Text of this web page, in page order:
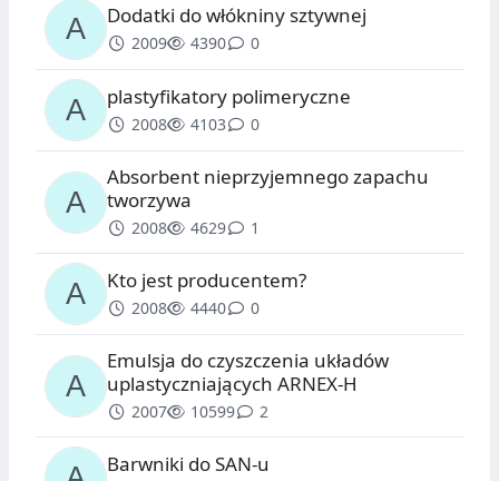
Dodatki do włókniny sztywnej
2009 4390 0
plastyfikatory polimeryczne
2008 4103 0
Absorbent nieprzyjemnego zapachu
tworzywa
2008 4629 1
Kto jest producentem?
2008 4440 0
Emulsja do czyszczenia układów
uplastyczniających ARNEX-H
2007 10599 2
Barwniki do SAN-u